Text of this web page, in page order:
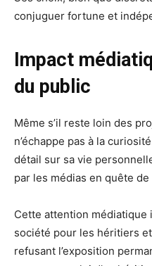
conjuguer fortune et
Impact
du public
Même s’il reste loin des
n’échappe pas à la
détail sur sa vie
par les médias en quête de
Cette attention médiatique
société pour les héritiers
refusant l’exposition